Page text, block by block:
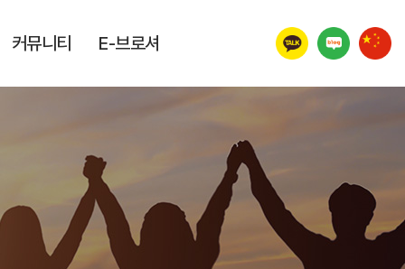
커뮤니티 E-브로셔